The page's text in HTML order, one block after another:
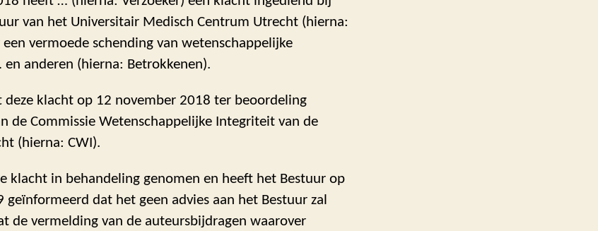
van het Universitair Medisch Centrum Utrecht (hierna:
vermoede schending van wetenschappelijke
anderen (hierna: Betrokkenen).
deze klacht op 12 november 2018 ter beoordeling
de Commissie Wetenschappelijke Integriteit van de
(hierna: CWI).
klacht in behandeling genomen en heeft het Bestuur op
geïnformeerd dat het geen advies aan het Bestuur zal
de vermelding van de auteursbijdragen waarover